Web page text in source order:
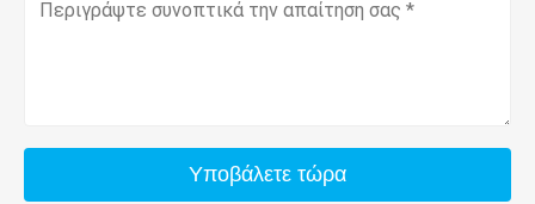
Υποβάλετε τώρα